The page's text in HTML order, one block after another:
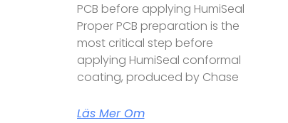
PCB before applying HumiSeal
Proper PCB preparation is the
most critical step before
applying HumiSeal conformal
coating, produced by Chase
Läs Mer Om